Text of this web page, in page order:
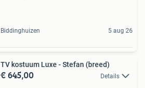
Biddinghuizen 5 aug 26
TV kostuum Luxe - Stefan (breed)
€ 645,00 Details